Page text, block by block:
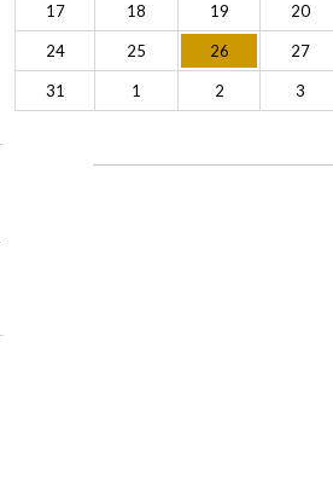
17 18 19 20
24 25 26 27
31 1 2 3